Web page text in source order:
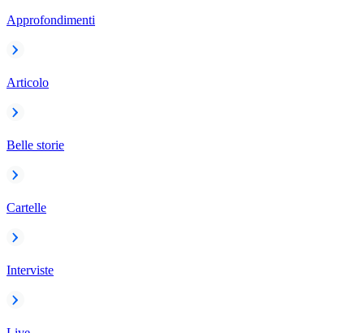
Approfondimenti
Articolo
Belle storie
Cartelle
Interviste